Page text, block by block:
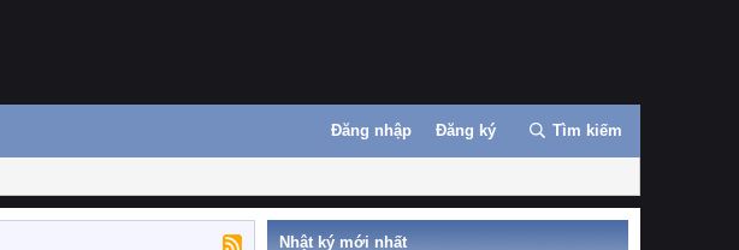
Đăng nhập Đăng ký Tìm kiếm
Nhật ký mới nhất